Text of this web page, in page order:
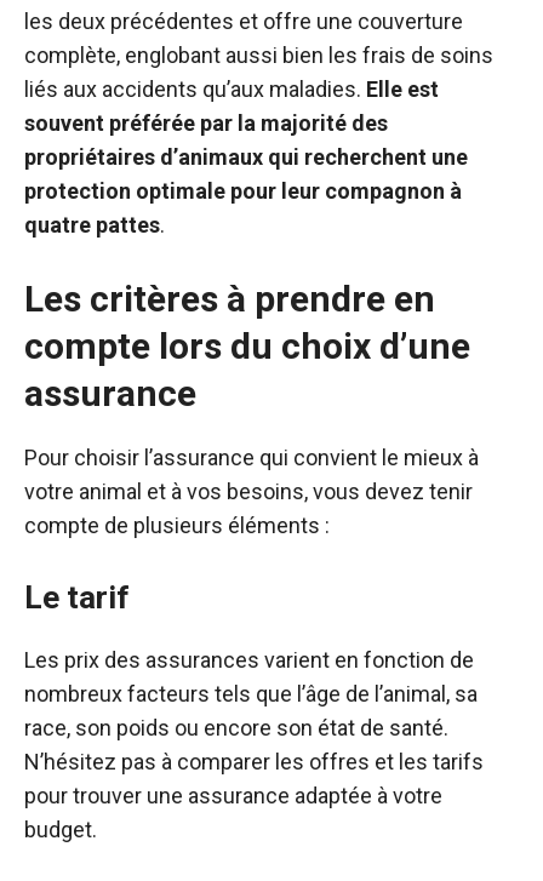
les deux précédentes et offre une couverture
complète, englobant aussi bien les frais de soins
liés aux accidents qu’aux maladies. Elle est
souvent préférée par la majorité des
propriétaires d’animaux qui recherchent une
protection optimale pour leur compagnon à
quatre pattes.
Les critères à prendre en
compte lors du choix d’une
assurance
Pour choisir l’assurance qui convient le mieux à
votre animal et à vos besoins, vous devez tenir
compte de plusieurs éléments :
Le tarif
Les prix des assurances varient en fonction de
nombreux facteurs tels que l’âge de l’animal, sa
race, son poids ou encore son état de santé.
N’hésitez pas à comparer les offres et les tarifs
pour trouver une assurance adaptée à votre
budget.